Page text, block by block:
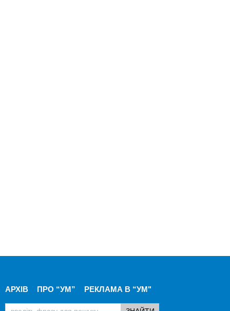
АРХІВ ПРО “УМ” РЕКЛАМА В “УМ"